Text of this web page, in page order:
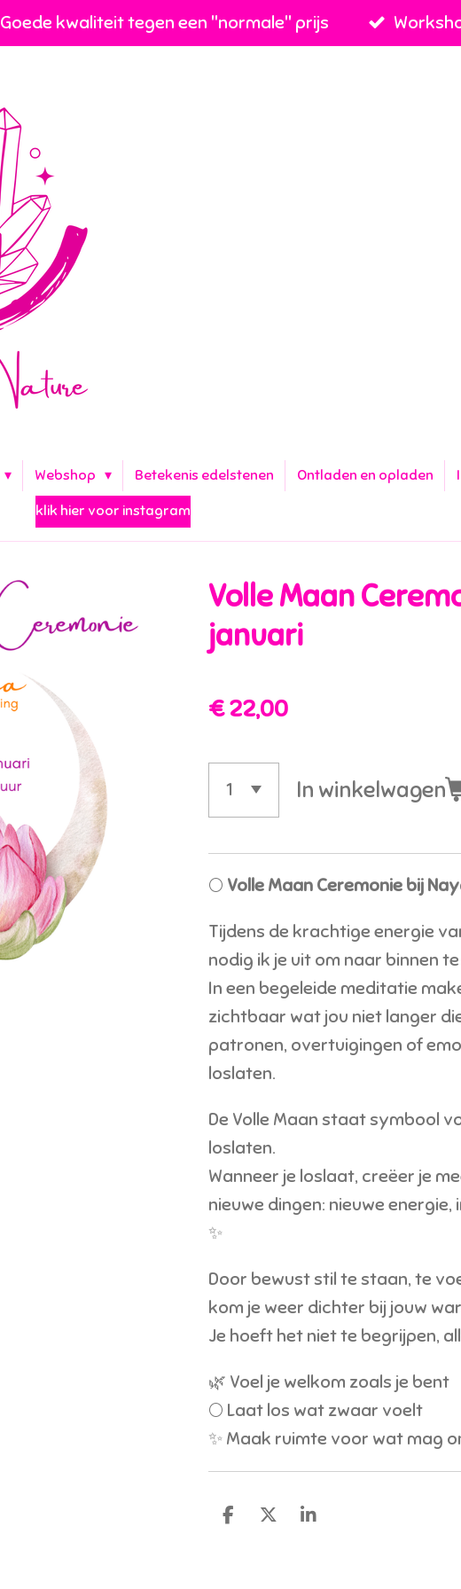
Goede kwaliteit tegen een ''normale'' prijs
Webshop Betekenis edelstenen Ontladen en opladen
klik hier voor instagram
Volle Maan
januari
€ 22,00
In winkelwagen
🌕 Volle Maan Ceremonie bij
Tijdens de krachtige energie
nodig ik je uit om naar binnen
In een begeleide meditatie
zichtbaar wat jou niet langer
patronen, overtuigingen of
loslaten.
De Volle Maan staat symbool
loslaten.
Wanneer je loslaat, creëer je
nieuwe dingen: nieuwe energie,
✨
Door bewust stil te staan, te
kom je weer dichter bij jouw
Je hoeft het niet te begrijpen,
🌿 Voel je welkom zoals je bent
🌕 Laat los wat zwaar voelt
✨ Maak ruimte voor wat mag
D
D
S